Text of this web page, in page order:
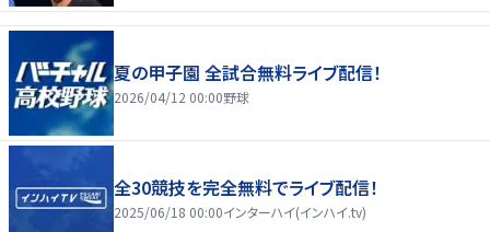
夏の甲子園 全試合無料ライブ配信！
2026/04/12 00:00野球
全30競技を完全無料でライブ配信！
2025/06/18 00:00インターハイ(インハイ.tv)